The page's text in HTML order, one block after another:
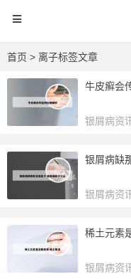
首页 > 离子标签文章
牛皮癣会
银屑病资
银屑病缺
银屑病资
稀土元素
银屑病资